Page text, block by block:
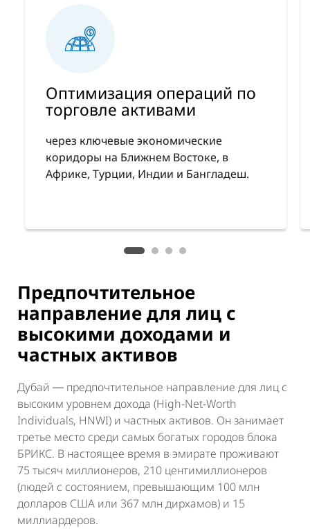
Оптимизация операций по
торговле активами
через ключевые экономические
коридоры на Ближнем Востоке, в
Африке, Турции, Индии и Бангладеш.
Предпочтительное
направление для лиц с
высокими доходами и
частных активов
Дубай ― предпочтительное направление для лиц с
высоким уровнем дохода (High-Net-Worth
Individuals, HNWI) и частных активов. Он занимает
третье место среди самых богатых городов блока
БРИКС. В настоящее время в эмирате проживают
75 тысяч миллионеров, 210 центимиллионеров
(людей с состоянием, превышающим 100 млн
долларов США или 367 млн дирхамов) и 15
миллиардеров.